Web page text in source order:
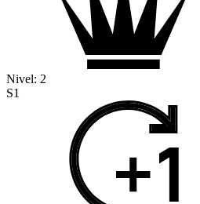
Nivel: 2
S1